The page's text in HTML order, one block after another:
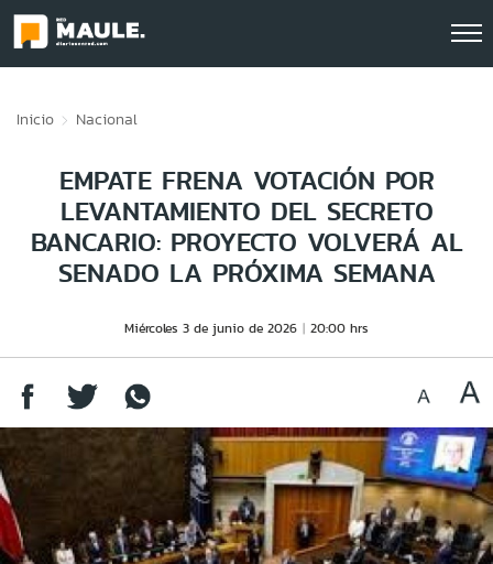
Inicio Nacional
EMPATE FRENA VOTACIÓN POR
LEVANTAMIENTO DEL SECRETO
BANCARIO: PROYECTO VOLVERÁ AL
SENADO LA PRÓXIMA SEMANA
Miércoles 3 de junio de 2026 20:00 hrs